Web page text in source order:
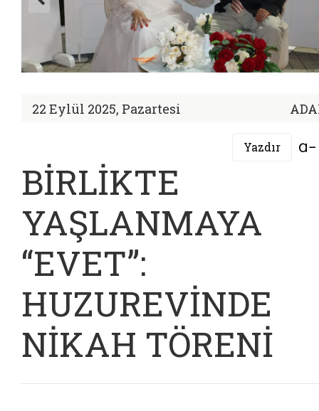
22 Eylül 2025, Pazartesi
Yazdır
BİRLİKTE
YAŞLANMAYA
“EVET”:
HUZUREVİNDE
NİKAH TÖRENİ